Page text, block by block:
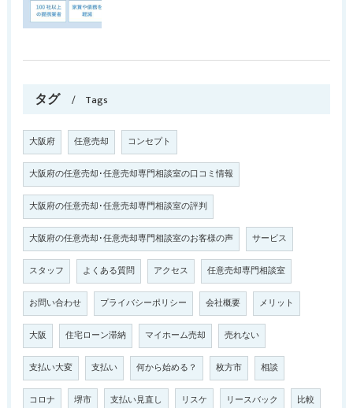
タグ Tags
大阪府 任意売却 コンセプト
大阪府の任意売却･任意売却専門相談室の口コミ情報
大阪府の任意売却･任意売却専門相談室の評判
大阪府の任意売却･任意売却専門相談室のお客様の声 サービス
スタッフ よくある質問 アクセス 任意売却専門相談室
お問い合わせ プライバシーポリシー 会社概要 メリット
大阪 住宅ローン滞納 マイホーム売却 売れない
支払い大変 支払い 何から始める？ 枚方市 相談
コロナ 堺市 支払い見直し リスケ リースバック 比較